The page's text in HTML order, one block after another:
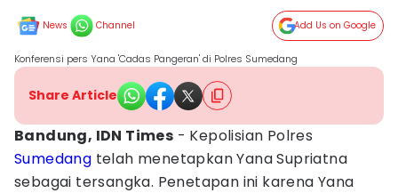
News Channel Add Us on Google
Konferensi pers Yana 'Cadas Pangeran' di Polres Sumedang
Share Article
Bandung, IDN Times - Kepolisian Polres
Sumedang telah menetapkan Yana Supriatna
sebagai tersangka. Penetapan ini karena Yana